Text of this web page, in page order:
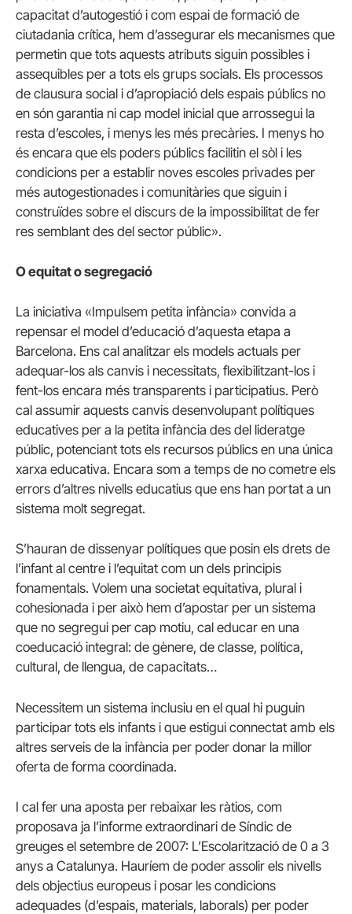
capacitat d’autogestió i com espai de formació de
ciutadania crítica, hem d’assegurar els mecanismes que
permetin que tots aquests atributs siguin possibles i
assequibles per a tots els grups socials. Els processos
de clausura social i d’apropiació dels espais públics no
en són garantia ni cap model inicial que arrossegui la
resta d’escoles, i menys les més precàries. I menys ho
és encara que els poders públics facilitin el sòl i les
condicions per a establir noves escoles privades per
més autogestionades i comunitàries que siguin i
construïdes sobre el discurs de la impossibilitat de fer
res semblant des del sector públic».
O equitat o segregació
La iniciativa «Impulsem petita infància» convida a
repensar el model d’educació d’aquesta etapa a
Barcelona. Ens cal analitzar els models actuals per
adequar-los als canvis i necessitats, flexibilitzant-los i
fent-los encara més transparents i participatius. Però
cal assumir aquests canvis desenvolupant polítiques
educatives per a la petita infància des del lideratge
públic, potenciant tots els recursos públics en una única
xarxa educativa. Encara som a temps de no cometre els
errors d’altres nivells educatius que ens han portat a un
sistema molt segregat.
S’hauran de dissenyar polítiques que posin els drets de
l’infant al centre i l’equitat com un dels principis
fonamentals. Volem una societat equitativa, plural i
cohesionada i per això hem d’apostar per un sistema
que no segregui per cap motiu, cal educar en una
coeducació integral: de gènere, de classe, política,
cultural, de llengua, de capacitats…
Necessitem un sistema inclusiu en el qual hi puguin
participar tots els infants i que estigui connectat amb els
altres serveis de la infància per poder donar la millor
oferta de forma coordinada.
I cal fer una aposta per rebaixar les ràtios, com
proposava ja l’informe extraordinari de Síndic de
greuges el setembre de 2007: L’Escolarització de 0 a 3
anys a Catalunya. Hauríem de poder assolir els nivells
dels objectius europeus i posar les condicions
adequades (d’espais, materials, laborals) per poder